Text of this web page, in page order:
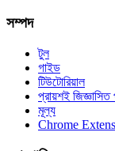
সম্পদ
টুল
গাইড
টিউটোরিয়াল
প্রায়শই
মূল্য
Chrome